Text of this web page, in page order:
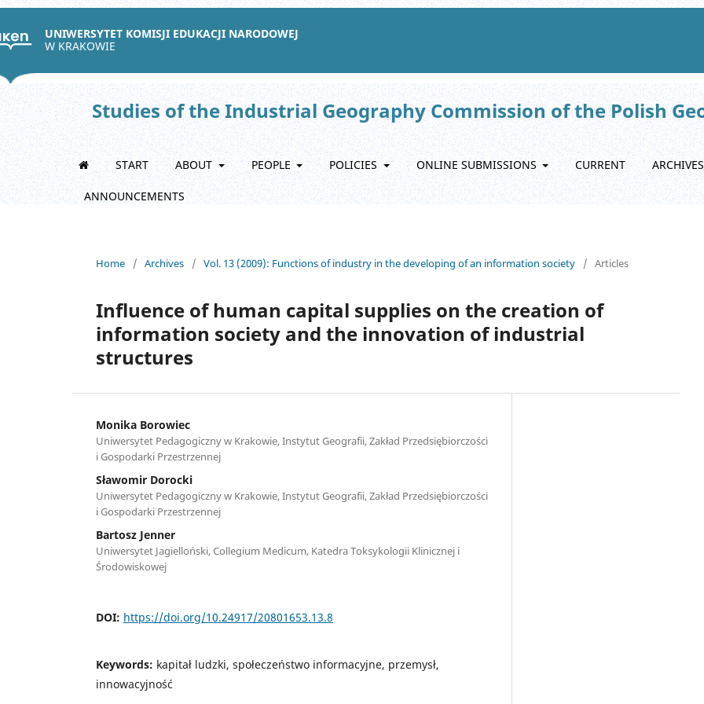
UNIWERSYTET KOMISJI EDUKACJI NARODOWEJ
W KRAKOWIE
Studies of the Industrial Geography Commission of the Polish
START ABOUT PEOPLE POLICIES ONLINE SUBMISSIONS CURRENT ARCHIVES
ANNOUNCEMENTS
Home / Archives / Vol. 13 (2009): Functions of industry in the developing of an information society / Articles
Influence of human capital supplies on the creation of
information society and the innovation of industrial
structures
Monika Borowiec
Uniwersytet Pedagogiczny w Krakowie, Instytut Geografii, Zakład Przedsiębiorczości
i Gospodarki Przestrzennej
Sławomir Dorocki
Uniwersytet Pedagogiczny w Krakowie, Instytut Geografii, Zakład Przedsiębiorczości
i Gospodarki Przestrzennej
Bartosz Jenner
Uniwersytet Jagielloński, Collegium Medicum, Katedra Toksykologii Klinicznej i
Środowiskowej
DOI: https://doi.org/10.24917/20801653.13.8
Keywords: kapitał ludzki, społeczeństwo informacyjne, przemysł,
innowacyjność